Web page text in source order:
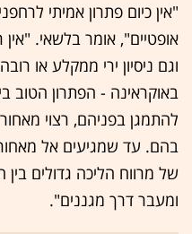
"אין כיום פתרון אמיתי
אופטיים", אומר בלשאי.
וגם ניסיון ירי ממקלע או
באוקראינה - הפתרון הטוב
להתמגן בפניהם, רצוי
בהם. עד שמגיעים אל
של מרווח הליכה גדולים
ומעבר דרך מגננים".